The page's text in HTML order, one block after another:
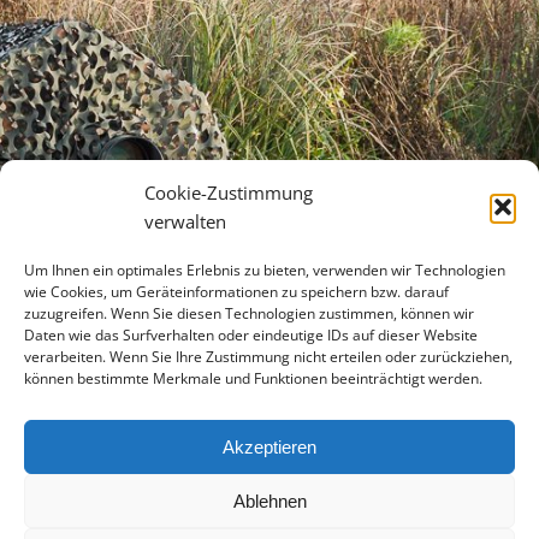
Cookie-Zustimmung
verwalten
Um Ihnen ein optimales Erlebnis zu bieten, verwenden wir Technologien
wie Cookies, um Geräteinformationen zu speichern bzw. darauf
zuzugreifen. Wenn Sie diesen Technologien zustimmen, können wir
Daten wie das Surfverhalten oder eindeutige IDs auf dieser Website
verarbeiten. Wenn Sie Ihre Zustimmung nicht erteilen oder zurückziehen,
können bestimmte Merkmale und Funktionen beeinträchtigt werden.
Akzeptieren
Ablehnen